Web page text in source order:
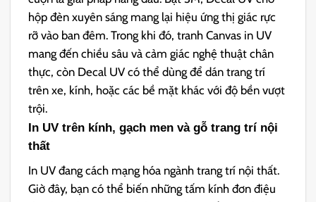
hộp đèn xuyên sáng mang lại hiệu ứng thị giác rực
rỡ vào ban đêm. Trong khi đó, tranh Canvas in UV
mang đến chiều sâu và cảm giác nghệ thuật chân
thực, còn Decal UV có thể dùng để dán trang trí
trên xe, kính, hoặc các bề mặt khác với độ bền vượt
trội.
In UV trên kính, gạch men và gỗ trang trí nội
thất
In UV đang cách mạng hóa ngành trang trí nội thất.
Giờ đây, bạn có thể biến những tấm kính đơn điệu